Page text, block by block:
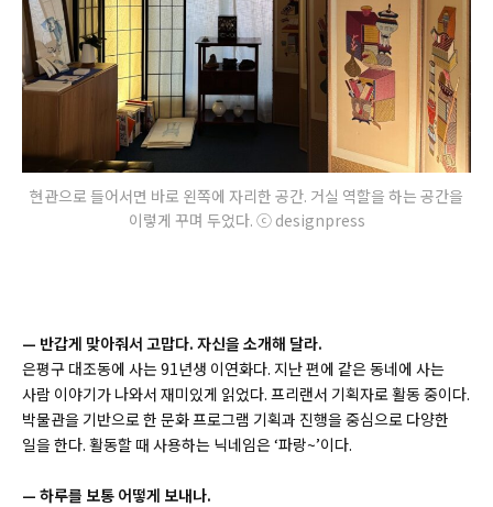
현관으로 들어서면 바로 왼쪽에 자리한 공간. 거실 역할을 하는 공간을
이렇게 꾸며 두었다. ⓒ designpress
— 반갑게 맞아줘서 고맙다. 자신을 소개해 달라.
은평구 대조동에 사는 91년생 이연화다. 지난 편에 같은 동네에 사는
사람 이야기가 나와서 재미있게 읽었다. 프리랜서 기획자로 활동 중이다.
박물관을 기반으로 한 문화 프로그램 기획과 진행을 중심으로 다양한
일을 한다. 활동할 때 사용하는 닉네임은 ‘파랑~’이다.
— 하루를 보통 어떻게 보내나.